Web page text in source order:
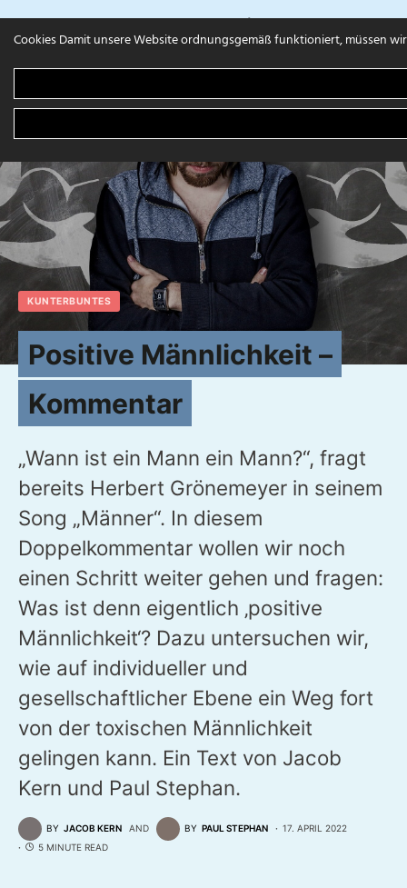
campuls.online
KUNTERBUNTES
Positive Männlichkeit –
Kommentar
„Wann ist ein Mann ein Mann?“, fragt
bereits Herbert Grönemeyer in seinem
Song „Männer“. In diesem
Doppelkommentar wollen wir noch
einen Schritt weiter gehen und fragen:
Was ist denn eigentlich ‚positive
Männlichkeit‘? Dazu untersuchen wir,
wie auf individueller und
gesellschaftlicher Ebene ein Weg fort
von der toxischen Männlichkeit
gelingen kann. Ein Text von Jacob
Kern und Paul Stephan.
BY JACOB KERN AND BY PAUL STEPHAN
17. APRIL 2022
5 MINUTE READ
Cookies Damit unsere Website ordnungsgemäß funktioniert, müssen